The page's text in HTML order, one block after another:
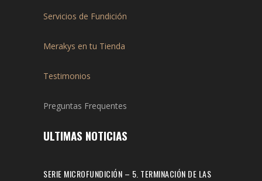
Servicios de Fundición
Merakys en tu Tienda
Testimonios
Preguntas Frequentes
ULTIMAS NOTICIAS
SERIE MICROFUNDICIÓN – 5. TERMINACIÓN DE LAS